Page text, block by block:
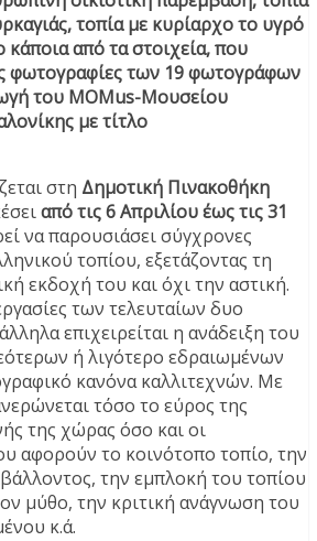
τοπία με κυρίαρχο το υγρό
κάποια από τα στοιχεία, που
φωτογραφίες των 19 φωτογράφων
του MOMus-Μουσείου
με τίτλο
στη Δημοτική Πινακοθήκη
από τις 6 Απριλίου έως τις 31
να παρουσιάσει σύγχρονες
τοπίου, εξετάζοντας τη
εκδοχή του και όχι την αστική.
των τελευταίων δυο
επιχειρείται η ανάδειξη του
ή λιγότερο εδραιωμένων
κανόνα καλλιτεχνών. Με
τόσο το εύρος της
της χώρας όσο και οι
αφορούν το κοινότοπο τοπίο, την
την εμπλοκή του τοπίου
μύθο, την κριτική ανάγνωση του
κ.ά.